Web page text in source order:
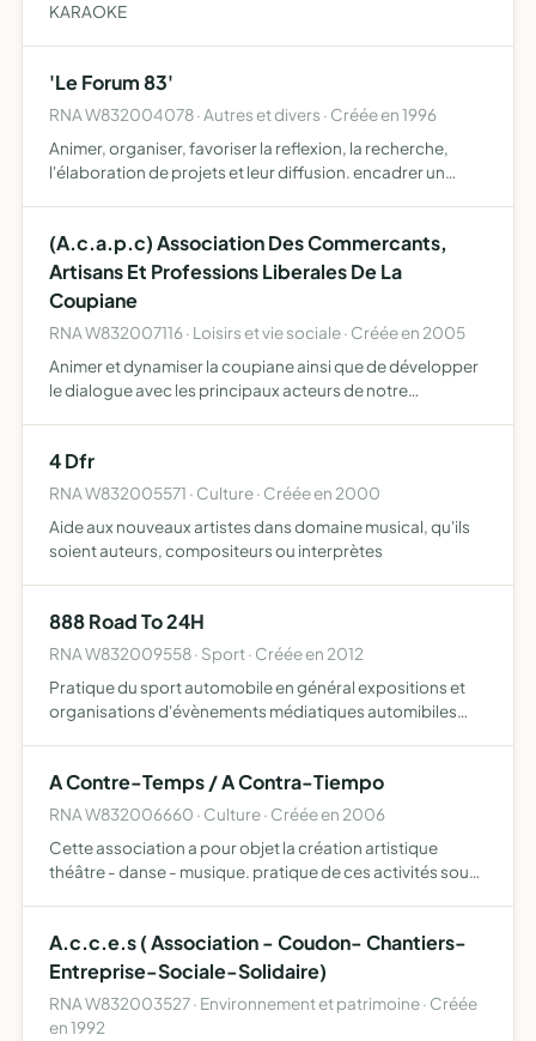
KARAOKE
'Le Forum 83'
RNA W832004078 · Autres et divers · Créée en 1996
Animer, organiser, favoriser la reflexion, la recherche,
l'élaboration de projets et leur diffusion. encadrer un
réside…
(A.c.a.p.c) Association Des Commercants,
Artisans Et Professions Liberales De La
Coupiane
RNA W832007116 · Loisirs et vie sociale · Créée en 2005
Animer et dynamiser la coupiane ainsi que de développer
le dialogue avec les principaux acteurs de notre
4 Dfr
RNA W832005571 · Culture · Créée en 2000
Aide aux nouveaux artistes dans domaine musical, qu'ils
soient auteurs, compositeurs ou interprètes
888 Road To 24H
RNA W832009558 · Sport · Créée en 2012
Pratique du sport automobile en général expositions et
organisations d'évènements médiatiques automibiles
A Contre-Temps / A Contra-Tiempo
RNA W832006660 · Culture · Créée en 2006
Cette association a pour objet la création artistique
théâtre - danse - musique. pratique de ces activités sous
A.c.c.e.s ( Association - Coudon- Chantiers-
Entreprise-Sociale-Solidaire)
RNA W832003527 · Environnement et patrimoine · Créée
en 1992